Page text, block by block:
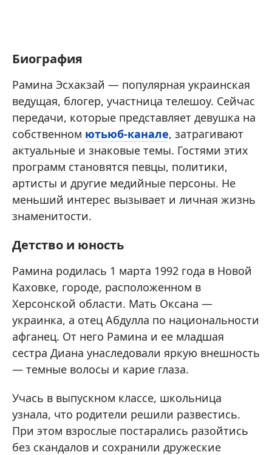
Биография
Рамина Эсхакзай — популярная украинская
ведущая, блогер, участница телешоу. Сейчас
передачи, которые представляет девушка на
собственном ютьюб-канале, затрагивают
актуальные и знаковые темы. Гостями этих
программ становятся певцы, политики,
артисты и другие медийные персоны. Не
меньший интерес вызывает и личная жизнь
знаменитости.
Детство и юность
Рамина родилась 1 марта 1992 года в Новой
Каховке, городе, расположенном в
Херсонской области. Мать Оксана —
украинка, а отец Абдулла по национальности
афганец. От него Рамина и ее младшая
сестра Диана унаследовали яркую внешность
— темные волосы и карие глаза.
Учась в выпускном классе, школьница
узнала, что родители решили развестись.
При этом взрослые постарались разойтись
без скандалов и сохранили дружеские